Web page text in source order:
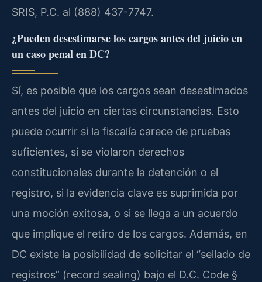
SRIS, P.C. al (888) 437-7747.
¿Pueden desestimarse los cargos antes del juicio en
un caso penal en DC?
Sí, es posible que los cargos sean desestimados
antes del juicio en ciertas circunstancias. Esto
puede ocurrir si la fiscalía carece de pruebas
suficientes, si se violaron derechos
constitucionales durante la detención o el
registro, si la evidencia clave es suprimida por
una moción exitosa, o si se llega a un acuerdo
que implique el retiro de los cargos. Además, en
DC existe la posibilidad de solicitar el “sellado de
registros” (record sealing) bajo el D.C. Code §